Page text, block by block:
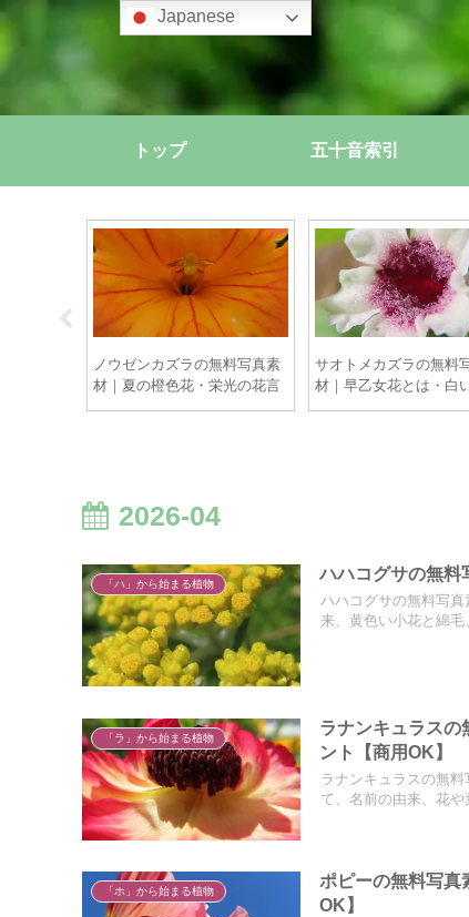
トップ 五十音索引
ノウゼンカズラの無料写真素
材｜夏の橙色花・栄光の花言
葉・季語の魅力【商用OK】
サオトメカズラの無料
材｜早乙女花とは・白
と赤い中心【商用OK】
2026-04
「ハ」から始まる植物
ハハコグサの無料
ハハコグサの無料写
来、黄色い小花と綿毛
「ラ」から始まる植物
ラナンキュラスの
ント【商用OK】
ラナンキュラスの無
て、名前の由来、花や
「ホ」から始まる植物
ポピーの無料写真
OK】
Japanese